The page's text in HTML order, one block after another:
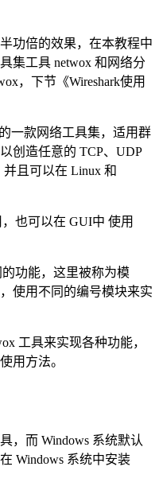
功倍的效果，在本教程中
集工具 netwox 和网络分
，下节《Wireshark使用
一款网络工具集，适用群
创造任意的 TCP、UDP
且可以在 Linux 和
也可以在 GUI中 使用
功能，这里被称为模
使用不同的编号模块来实
工具来实现各种功能，
用方法。
，而 Windows 系统默认
Windows 系统中安装